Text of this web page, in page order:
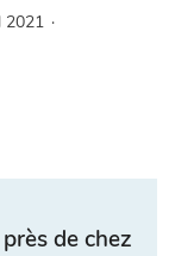
2021 ·
de chez